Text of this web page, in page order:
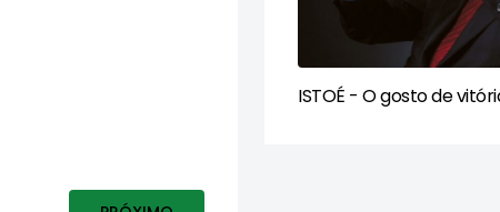
ISTOÉ - O gosto de